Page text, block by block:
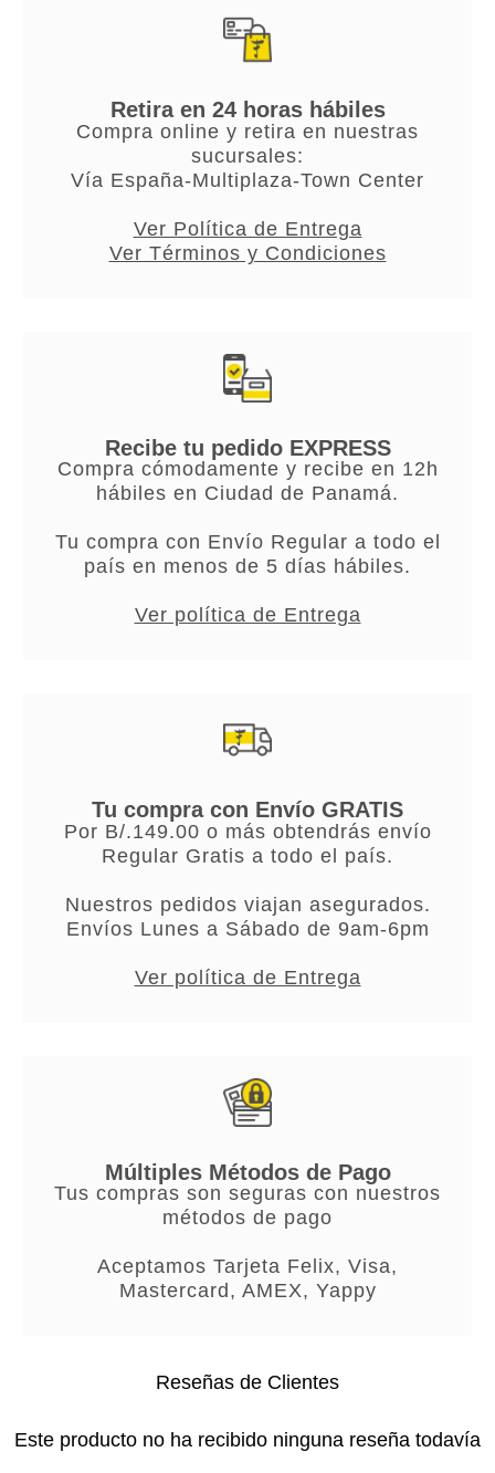
Retira en 24 horas hábiles
Compra online y retira en nuestras
sucursales:
Vía España-Multiplaza-Town Center
Ver Política de Entrega
Ver Términos y Condiciones
Recibe tu pedido EXPRESS
Compra cómodamente y recibe en 12h
hábiles en Ciudad de Panamá.
Tu compra con Envío Regular a todo el
país en menos de 5 días hábiles.
Ver política de Entrega
Tu compra con Envío GRATIS
Por B/.149.00 o más obtendrás envío
Regular Gratis a todo el país.
Nuestros pedidos viajan asegurados.
Envíos Lunes a Sábado de 9am-6pm
Ver política de Entrega
Múltiples Métodos de Pago
Tus compras son seguras con nuestros
métodos de pago
Aceptamos Tarjeta Felix, Visa,
Mastercard, AMEX, Yappy
Reseñas de Clientes
Este producto no ha recibido ninguna reseña todavía